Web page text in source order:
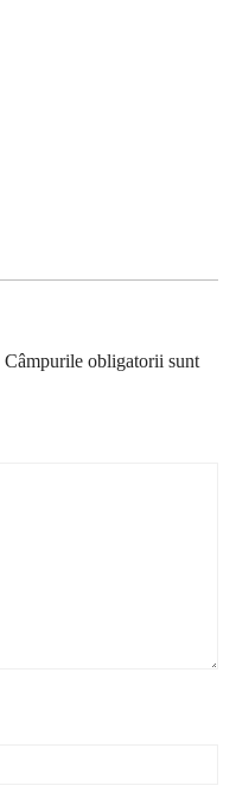
Câmpurile obligatorii sunt